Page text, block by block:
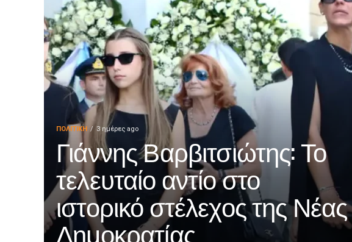
ΠΟΛΙΤΙΚΉ 3 ημέρες ago
Γιάννης Βαρβιτσιώτης: Το
τελευταίο αντίο στο
ιστορικό στέλεχος της Νέας
Δημοκρατίας